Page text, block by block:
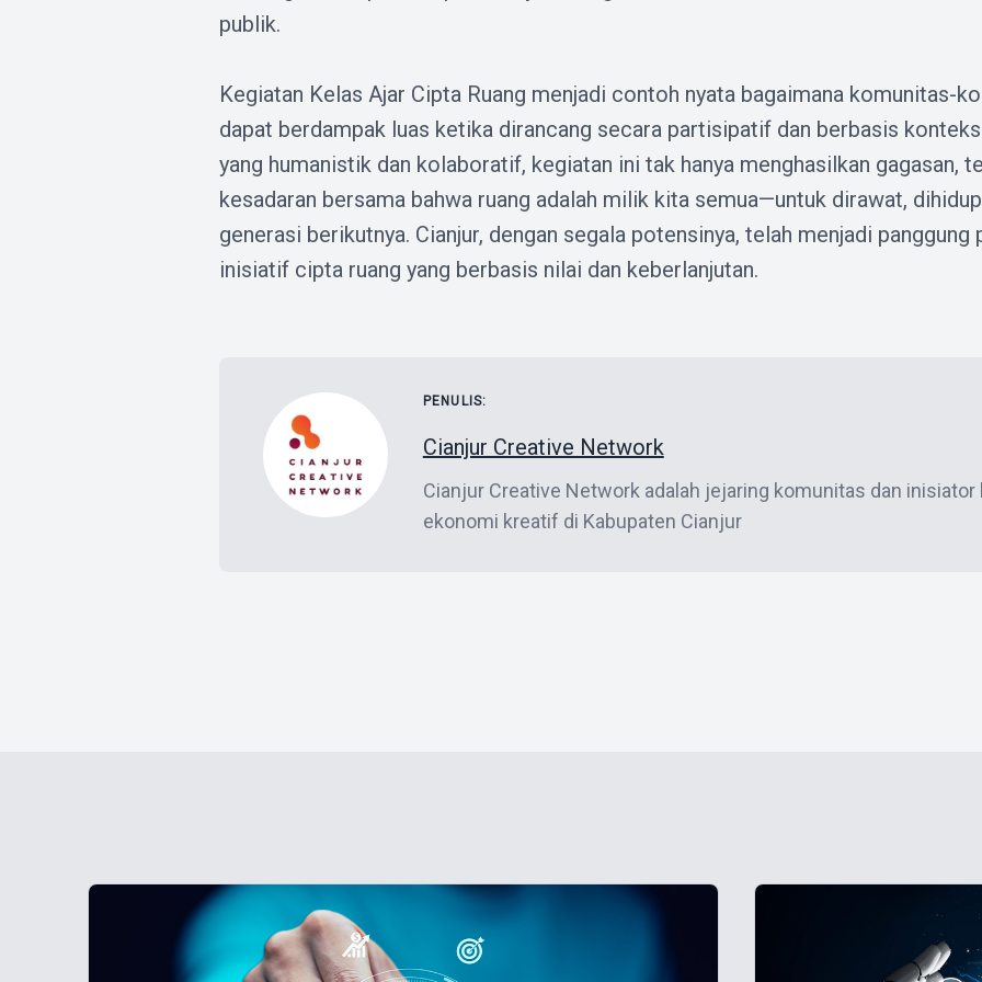
publik.
Kegiatan Kelas Ajar Cipta Ruang menjadi contoh nyata bagaimana komunitas-
dapat berdampak luas ketika dirancang secara partisipatif dan berbasis
yang humanistik dan kolaboratif, kegiatan ini tak hanya menghasilkan gagasan,
kesadaran bersama bahwa ruang adalah milik kita semua—untuk dirawat,
generasi berikutnya. Cianjur, dengan segala potensinya, telah menjadi panggung
inisiatif cipta ruang yang berbasis nilai dan keberlanjutan.
PENULIS:
Cianjur Creative Network
Cianjur Creative Network adalah jejaring komunitas dan inisiator
ekonomi kreatif di Kabupaten Cianjur